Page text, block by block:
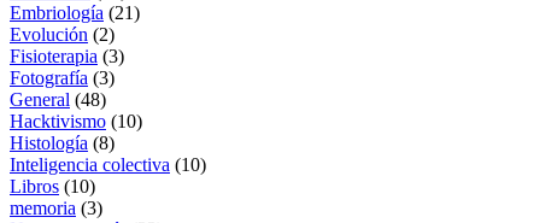
Embriología (21)
Evolución (2)
Fisioterapia (3)
Fotografía (3)
General (48)
Hacktivismo (10)
Histología (8)
Inteligencia colectiva (10)
Libros (10)
memoria (3)